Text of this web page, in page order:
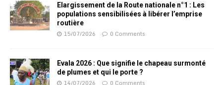
Elargissement de la Route nationale n°1 : Les
populations sensibilisées à libérer l’emprise
routière
15/07/2026 0 Comments
Evala 2026 : Que signifie le chapeau surmonté
de plumes et qui le porte ?
14/07/2026 0 Comments